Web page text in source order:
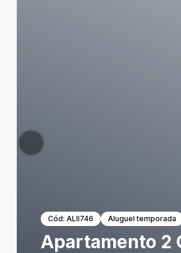
Cód: ALII746 Aluguel temporada
Apartamento 2